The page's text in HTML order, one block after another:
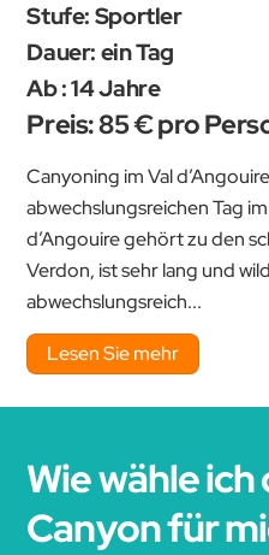
Stufe: Sportler
Dauer: ein Tag
Ab : 14 Jahre
Preis: 85 € pro
Canyoning im Val
abwechslungsreichen Tag
d’Angouire gehört zu den
Verdon, ist sehr lang und
abwechslungsreich...
Lesen Sie mehr
Wie wähle
Canyon für